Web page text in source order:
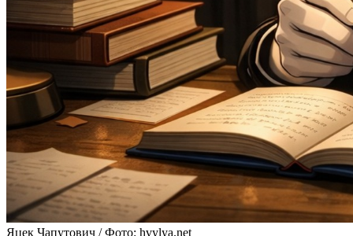
Яцек Чапутович / Фото: hvylya.net